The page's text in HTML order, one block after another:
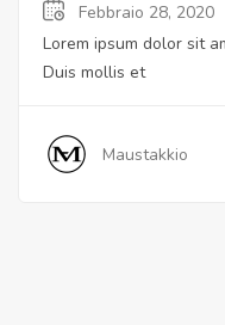
Febbraio 28, 2020
Lorem ipsum dolor sit
Duis mollis et
Maustakkio